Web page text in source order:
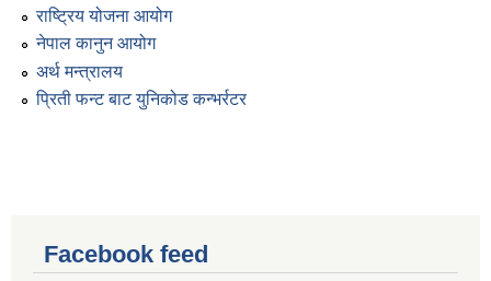
राष्ट्रिय योजना आयोग
नेपाल कानुन आयोग
अर्थ मन्त्रालय
प्रिती फन्ट बाट युनिकोड कन्भर्रटर
Facebook feed